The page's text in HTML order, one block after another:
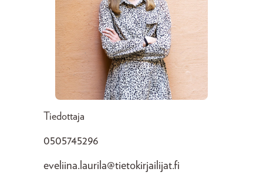
Tiedottaja
0505745296
eveliina.laurila@tietokirjailijat.fi